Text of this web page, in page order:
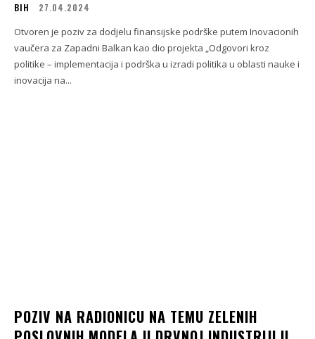
BIH 27.04.2024
Otvoren je poziv za dodjelu finansijske podrške putem Inovacionih
vaučera za Zapadni Balkan kao dio projekta „Odgovori kroz
politike – implementacija i podrška u izradi politika u oblasti nauke i
inovacija na...
POZIV NA RADIONICU NA TEMU ZELENIH